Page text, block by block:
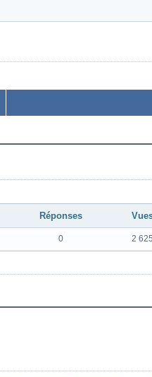
Réponses
0 2 625